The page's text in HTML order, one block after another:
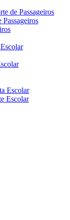
de Passageiros
Escolar
Escolar